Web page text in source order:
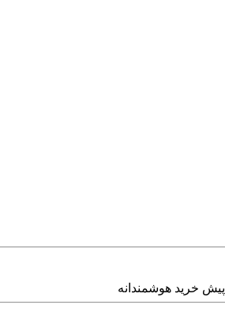
پیش خرید هوشمندانه